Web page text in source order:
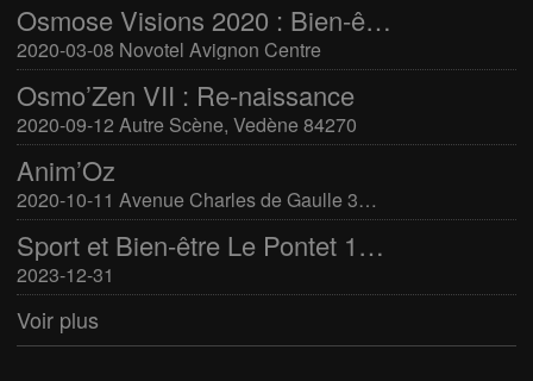
Osmose Visions 2020 : Bien-être et arts divinatoires
2020-03-08 Novotel Avignon Centre
Osmo’Zen VII : Re-naissance
2020-09-12 Autre Scène, Vedène 84270
Anim’Oz
2020-10-11 Avenue Charles de Gaulle 30400 Villeneuve-Lès-Avignon
Sport et Bien-être Le Pontet 16-17 mars 2024
2023-12-31
Voir plus